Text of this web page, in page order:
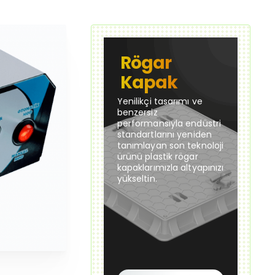
Güncel Fiyat
Yeni Ürün
Çok Satan
420,00 TL
Sepete Ekle
1.465,00
Sepete
Rögar
Kapak
Yenilikçi tasarımı ve
benzersiz
performansıyla endüstri
standartlarını yeniden
tanımlayan son teknoloji
ürünü plastik rögar
kapaklarımızla altyapınızı
yükseltin.